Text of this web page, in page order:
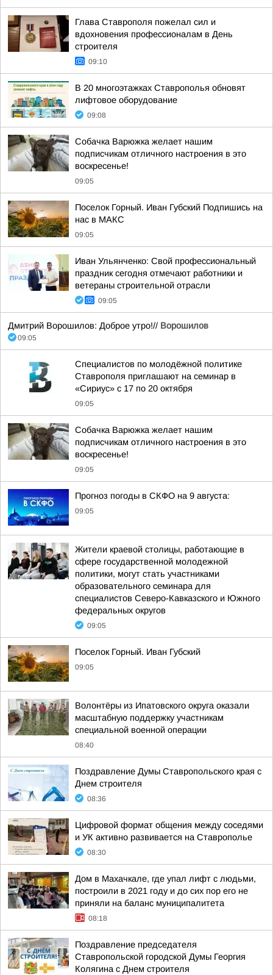
Глава Ставрополя пожелал сил и
вдохновения профессионалам в День
строителя
09:10
В 20 многоэтажках Ставрополья обновят
лифтовое оборудование
09:08
Собачка Варюжка желает нашим
подписчикам отличного настроения в это
воскресенье!
09:05
Поселок Горный. Иван Губский Подпишись на
нас в МАКС
09:05
Иван Ульянченко: Свой профессиональный
праздник сегодня отмечают работники и
ветераны строительной отрасли
09:05
Дмитрий Ворошилов: Доброе утро!// Ворошилов
09:05
Специалистов по молодёжной политике
Ставрополя приглашают на семинар в
«Сириус» с 17 по 20 октября
09:05
Собачка Варюжка желает нашим
подписчикам отличного настроения в это
воскресенье!
09:05
Прогноз погоды в СКФО на 9 августа:
09:05
Жители краевой столицы, работающие в
сфере государственной молодежной
политики, могут стать участниками
образовательного семинара для
специалистов Северо-Кавказского и Южного
федеральных округов
09:05
Поселок Горный. Иван Губский
09:05
Волонтёры из Ипатовского округа оказали
масштабную поддержку участникам
специальной военной операции
08:40
Поздравление Думы Ставропольского края с
Днем строителя
08:36
Цифровой формат общения между соседями
и УК активно развивается на Ставрополье
08:30
Дом в Махачкале, где упал лифт с людьми,
построили в 2021 году и до сих пор его не
приняли на баланс муниципалитета
08:18
Поздравление председателя
Ставропольской городской Думы Георгия
Колягина с Днем строителя